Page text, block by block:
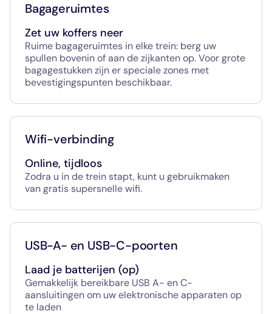
Bagageruimtes
Zet uw koffers neer
Ruime bagageruimtes in elke trein: berg uw
spullen bovenin of aan de zijkanten op. Voor grote
bagagestukken zijn er speciale zones met
bevestigingspunten beschikbaar.
Wifi-verbinding
Online, tijdloos
Zodra u in de trein stapt, kunt u gebruikmaken
van gratis supersnelle wifi.
USB-A- en USB-C-poorten
Laad je batterijen (op)
Gemakkelijk bereikbare USB A- en C-
aansluitingen om uw elektronische apparaten op
te laden